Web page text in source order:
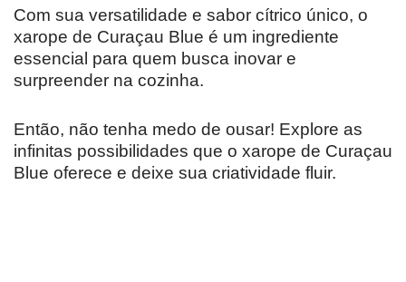
Com sua versatilidade e sabor cítrico único, o
xarope de Curaçau Blue é um ingrediente
essencial para quem busca inovar e
surpreender na cozinha.
Então, não tenha medo de ousar! Explore as
infinitas possibilidades que o xarope de Curaçau
Blue oferece e deixe sua criatividade fluir.